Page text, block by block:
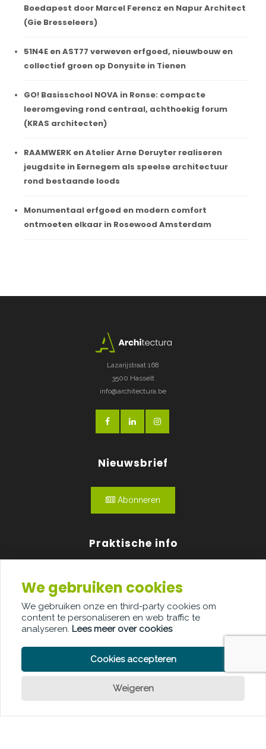
Boedapest door Marcel Ferencz en Napur Architect
(Gie Bresseleers)
51N4E en AST77 verweven erfgoed, nieuwbouw en
collectief groen op Donysite in Tienen
GO! Basisschool NOVA in Ronse: compacte
leeromgeving rond centraal, achthoekig forum
(KRAS architecten)
RAAMWERK en Atelier Arne Deruyter realiseren
jeugdsite in Eernegem als speelse architectuur
rond bestaande loods
Monumentaal erfgoed en modern comfort
ontmoeten elkaar in Rosewood Amsterdam
Lazarijstraat 168
3500 Hasselt
info@architectura.be
Nieuwsbrief
Abonneren
Praktische info
Over ons
Adverteren
Contact
We gebruiken cookies
We gebruiken onze en third-party cookies om
content te personaliseren en web traffic te
analyseren. Lees meer over cookies
Cookies accepteren
Weigeren